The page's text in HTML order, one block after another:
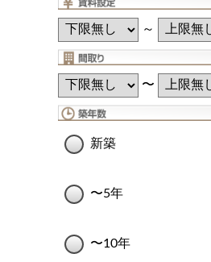
～
〜
新築
〜5年
〜10年